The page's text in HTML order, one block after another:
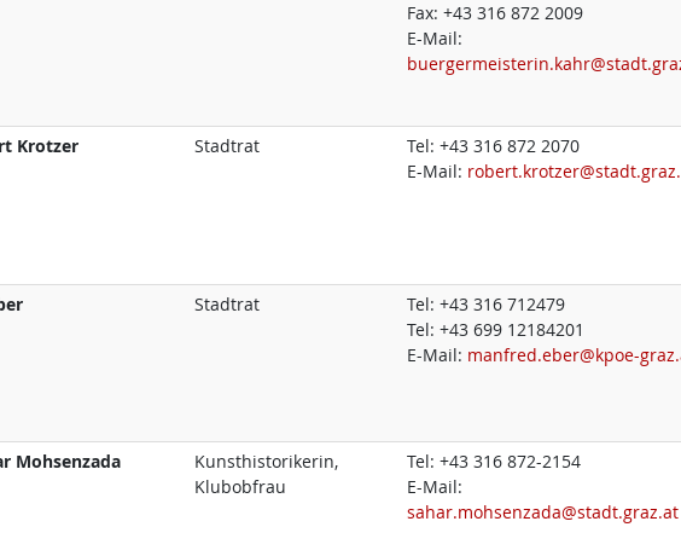
Fax:+43 316 872 2009
E-Mail:
Krotzer Stadtrat Tel:+43 316 872 2070
E-Mail:
Stadtrat Tel:+43 316 712479
Tel:+43 699 12184201
E-Mail: manfred.eber@kpoe-
Mohsenzada
Kunsthistorikerin,
Klubobfrau
Tel:+43 316 872-2154
E-Mail:
sahar.mohsenzada@stadt.graz.at